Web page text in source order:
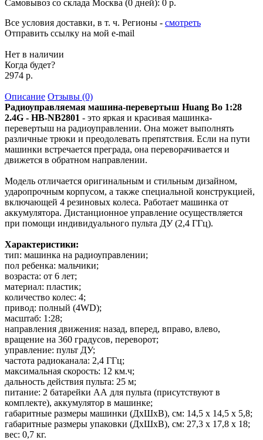
Самовывоз со склада Москва (0 дней): 0 р.
Все условия доставки, в т. ч. Регионы - смотреть
Отправить ссылку на мой e-mail
Нет в наличии
Когда будет?
2974 р.
Описание Отзывы (0)
Радиоуправляемая машина-перевертыш Huang Bo 1:28
2.4G - HB-NB2801 - это яркая и красивая машинка-
перевертыш на радиоуправлении. Она может выполнять
различные трюки и преодолевать препятствия. Если на пути
машинки встречается преграда, она переворачивается и
движется в обратном направлении.
Модель отличается оригинальным и стильным дизайном,
ударопрочным корпусом, а также специальной конструкцией,
включающей 4 резиновых колеса. Работает машинка от
аккумулятора. Дистанционное управление осуществляется
при помощи индивидуального пульта ДУ (2,4 ГГц).
Характеристики:
тип: машинка на радиоуправлении;
пол ребенка: мальчики;
возраста: от 6 лет;
материал: пластик;
количество колес: 4;
привод: полный (4WD);
масштаб: 1:28;
направления движения: назад, вперед, вправо, влево,
вращение на 360 градусов, переворот;
управление: пульт ДУ;
частота радиоканала: 2,4 ГГц;
максимальная скорость: 12 км.ч;
дальность действия пульта: 25 м;
питание: 2 батарейки АА для пульта (присутствуют в
комплекте), аккумулятор в машинке;
габаритные размеры машинки (ДхШхВ), см: 14,5 х 14,5 x 5,8;
габаритные размеры упаковки (ДхШхВ), см: 27,3 х 17,8 x 18;
вес: 0,7 кг.